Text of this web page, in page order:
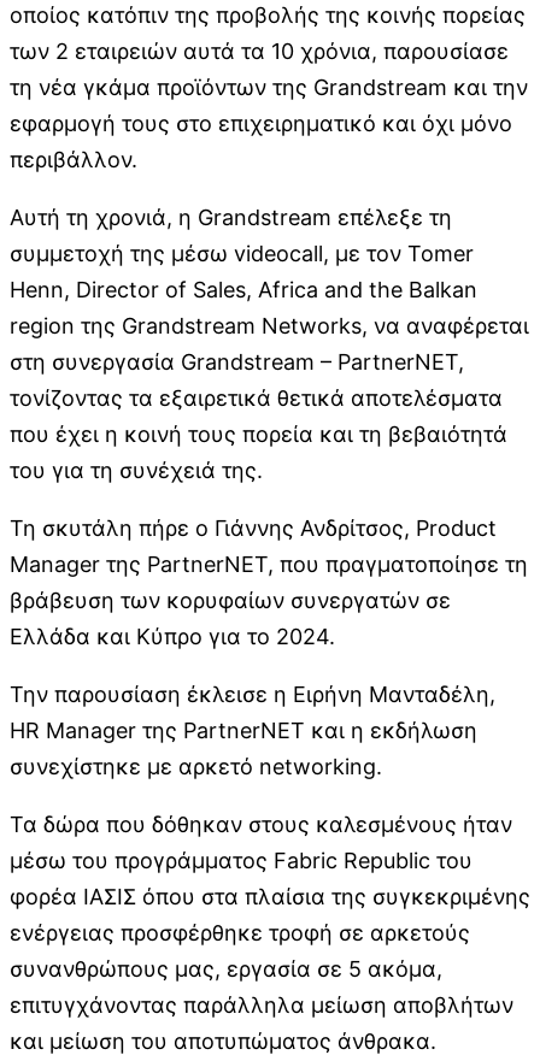
οποίος κατόπιν της προβολής της κοινής πορείας
των 2 εταιρειών αυτά τα 10 χρόνια, παρουσίασε
τη νέα γκάμα προϊόντων της Grandstream και την
εφαρμογή τους στο επιχειρηματικό και όχι μόνο
περιβάλλον.
Αυτή τη χρονιά, η Grandstream επέλεξε τη
συμμετοχή της μέσω videocall, με τον Tomer
Henn, Director οf Sales, Africa and the Balkan
region της Grandstream Networks, να αναφέρεται
στη συνεργασία Grandstream – PartnerNET,
τονίζοντας τα εξαιρετικά θετικά αποτελέσματα
που έχει η κοινή τους πορεία και τη βεβαιότητά
του για τη συνέχειά της.
Τη σκυτάλη πήρε ο Γιάννης Ανδρίτσος, Product
Manager της PartnerNET, που πραγματοποίησε τη
βράβευση των κορυφαίων συνεργατών σε
Ελλάδα και Κύπρο για το 2024.
Την παρουσίαση έκλεισε η Ειρήνη Μανταδέλη,
HR Manager της PartnerNET και η εκδήλωση
συνεχίστηκε με αρκετό networking.
Τα δώρα που δόθηκαν στους καλεσμένους ήταν
μέσω του προγράμματος Fabric Republic του
φορέα ΙΑΣΙΣ όπου στα πλαίσια της συγκεκριμένης
ενέργειας προσφέρθηκε τροφή σε αρκετούς
συνανθρώπους μας, εργασία σε 5 ακόμα,
επιτυγχάνοντας παράλληλα μείωση αποβλήτων
και μείωση του αποτυπώματος άνθρακα.